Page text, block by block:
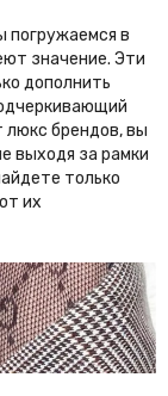
погружаемся в
значение. Эти
дополнить
люкс брендов, вы
выходя за рамки
только
их